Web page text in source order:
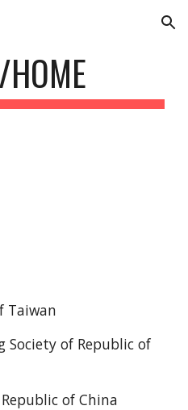
Skip to navigation
Taiwan
Society of Republic of
of China